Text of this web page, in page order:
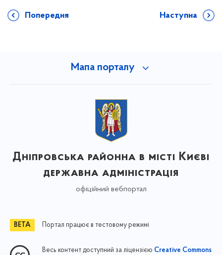
Попередня Наступна
Мапа порталу
Дніпровська районна в місті Києві
державна адміністрація
офіційний вебпортал
Портал працює в тестовому режимі
Весь контент доступний за ліцензією Creative Commons